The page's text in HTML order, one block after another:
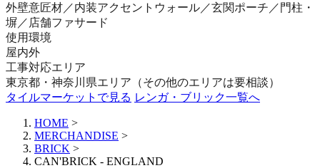
外壁意匠材／内装アクセントウォール／玄関ポーチ／門柱・
塀／店舗ファサード
使用環境
屋内外
工事対応エリア
東京都・神奈川県エリア（その他のエリアは要相談）
タイルマーケットで見る レンガ・ブリック一覧へ
HOME >
MERCHANDISE >
BRICK >
CAN'BRICK - ENGLAND